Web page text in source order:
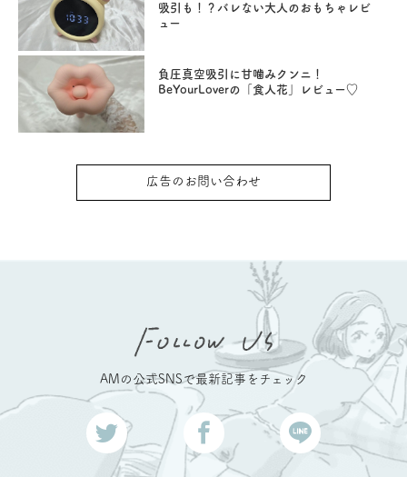
吸引も！？バレない大人のおもちゃレビ
ュー
負圧真空吸引に甘噛みクンニ！
BeYourLoverの「食人花」レビュー♡
広告のお問い合わせ
AMの公式SNSで最新記事をチェック